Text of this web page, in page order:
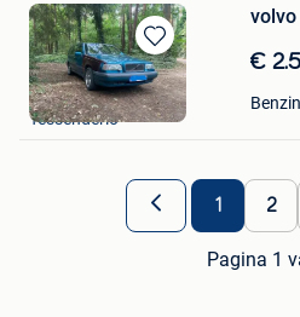
Bewaren
in
Mijn
Favorieten
€
nedje van H
Tessenderlo
1 2
Pagina 1